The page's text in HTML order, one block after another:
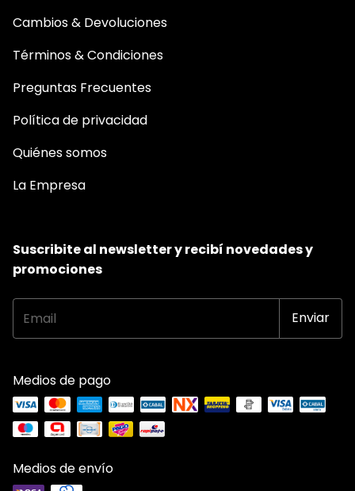
Cambios & Devoluciones
Términos & Condiciones
Preguntas Frecuentes
Política de privacidad
Quiénes somos
La Empresa
Suscribite al newsletter y recibí novedades y
promociones
Medios de pago
Medios de envío